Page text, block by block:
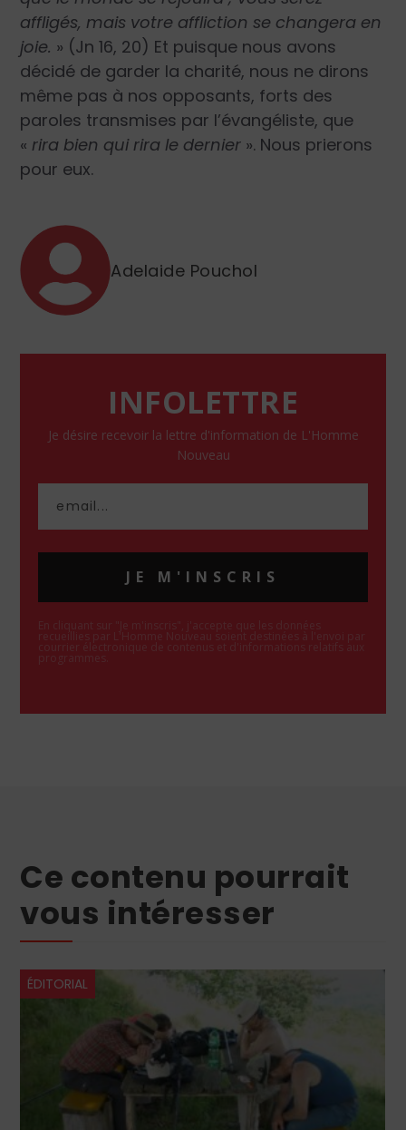
affligés, mais votre affliction se changera en
joie. » (Jn 16, 20) Et puisque nous avons
décidé de garder la charité, nous ne dirons
même pas à nos opposants, forts des
paroles transmises par l’évangéliste, que
« rira bien qui rira le dernier ». Nous prierons
pour eux.
Adelaide Pouchol
INFOLETTRE
Je désire recevoir la lettre d'information de L'Homme
Nouveau
JE M'INSCRIS
En cliquant sur "Je m'inscris", j'accepte que les données
recueillies par L'Homme Nouveau soient destinées à l'envoi par
courrier électronique de contenus et d'informations relatifs aux
programmes.
Ce contenu pourrait
vous intéresser
ÉDITORIAL